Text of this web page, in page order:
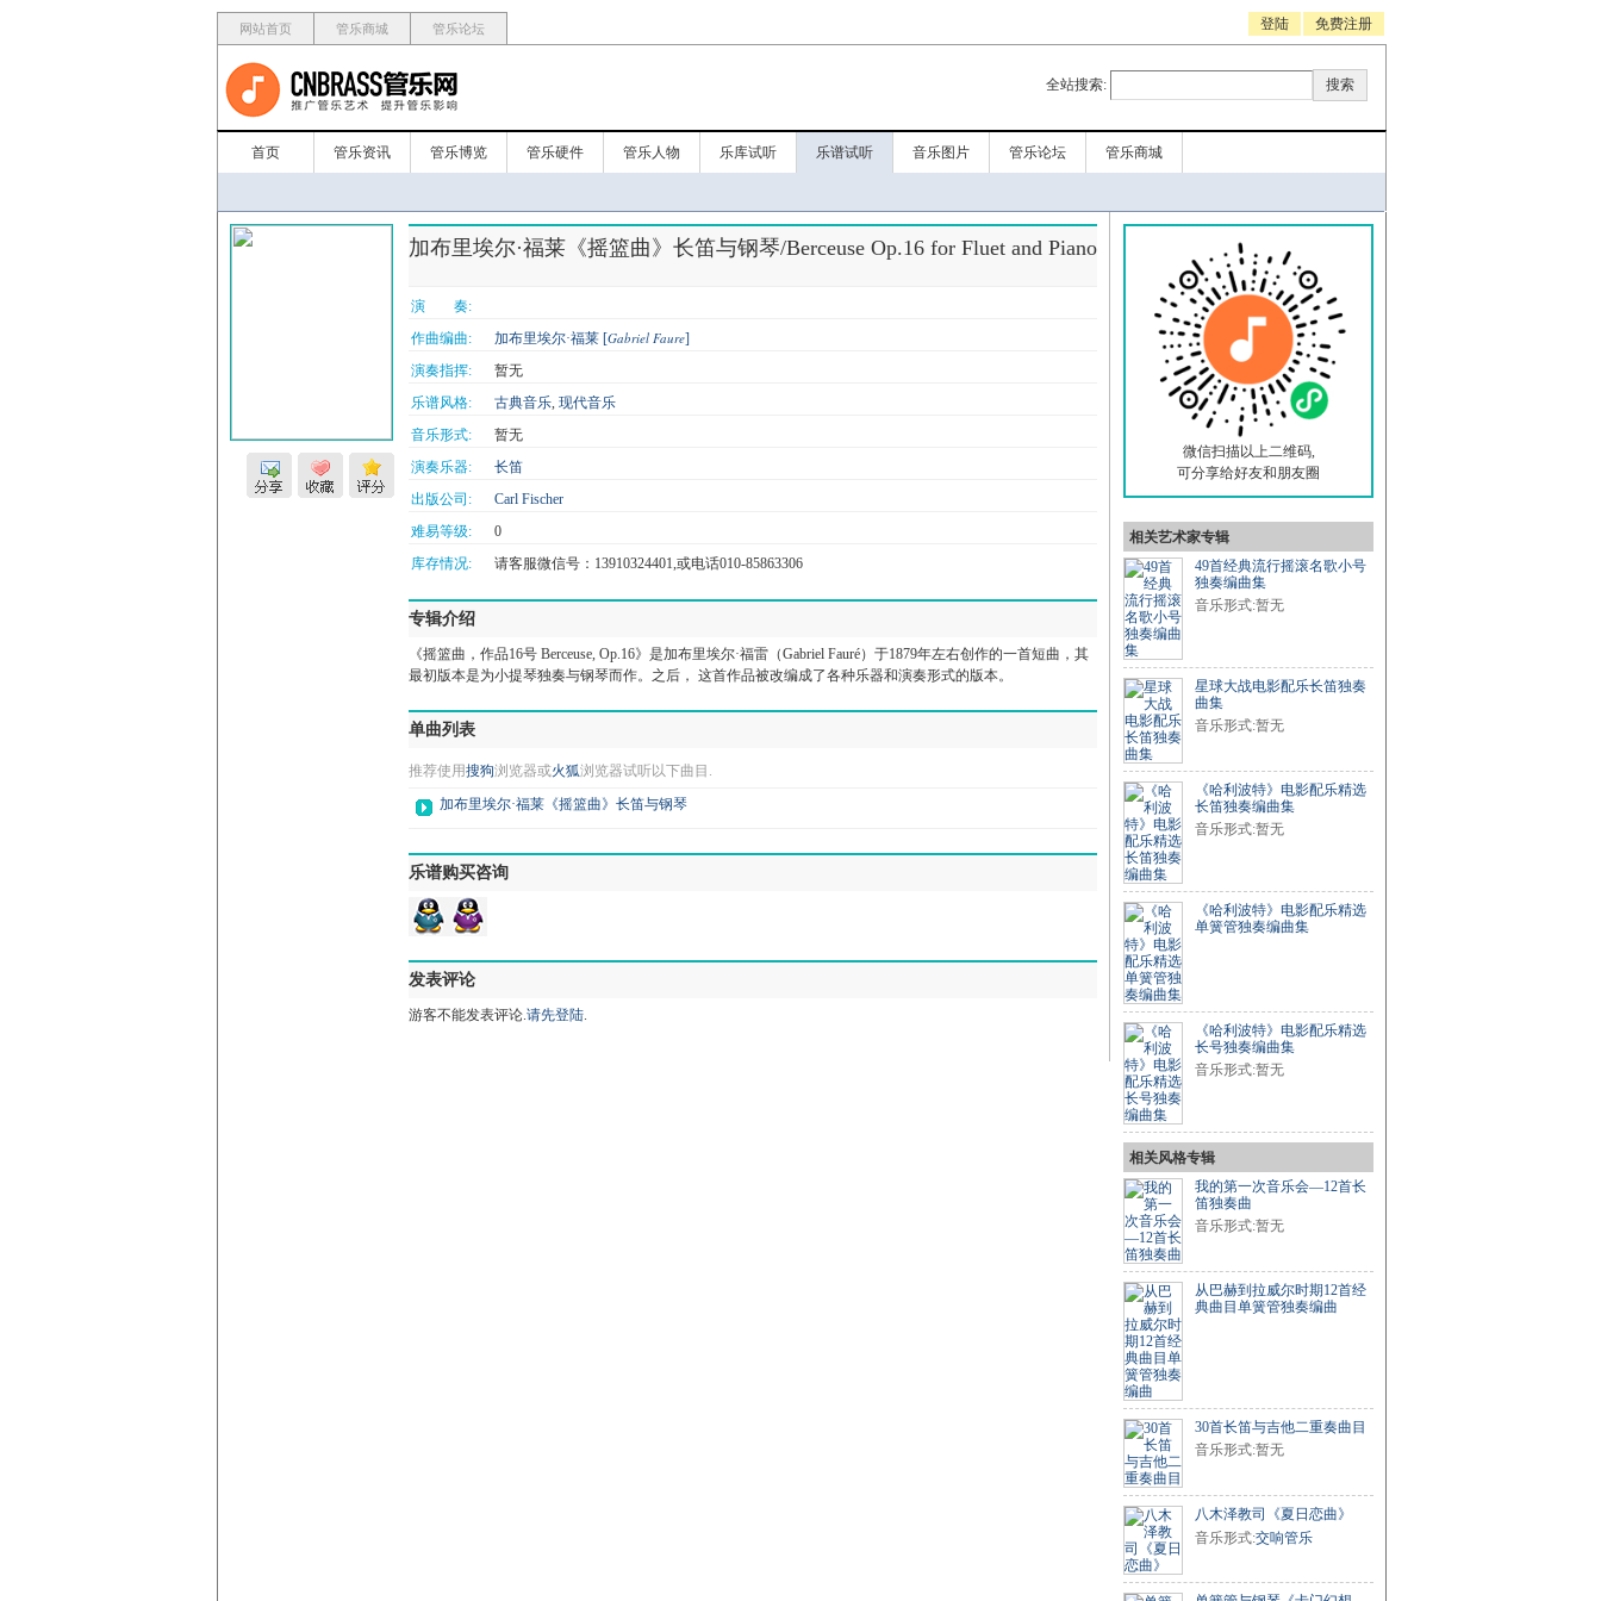
网站首页 管乐商城 管乐论坛 登陆 免费注册
全站搜索:
首页 管乐资讯 管乐博览 管乐硬件 管乐人物 乐库试听 乐谱试听 音乐图片 管乐论坛 管乐商城
加布里埃尔·福莱《摇篮曲》长笛与钢琴/Berceuse Op.16 for Fluet and Piano
演 奏:
作曲编曲:
加布里埃尔·福莱 [Gabriel Faure]
演奏指挥:
暂无
乐谱风格:
古典音乐, 现代音乐
音乐形式:
暂无
演奏乐器:
长笛
出版公司:
Carl Fischer
难易等级:
0
库存情况:
请客服微信号：13910324401,或电话010-85863306
专辑介绍
《摇篮曲，作品16号 Berceuse, Op.16》是加布里埃尔·福雷（Gabriel Fauré）于1879年左右创作的一首短曲，其
最初版本是为小提琴独奏与钢琴而作。之后， 这首作品被改编成了各种乐器和演奏形式的版本。
单曲列表
推荐使用搜狗浏览器或火狐浏览器试听以下曲目.
加布里埃尔·福莱《摇篮曲》长笛与钢琴
乐谱购买咨询
发表评论
游客不能发表评论.请先登陆.
微信扫描以上二维码,
可分享给好友和朋友圈
相关艺术家专辑
49首经典流行摇滚名歌小号
独奏编曲集
音乐形式:暂无
星球大战电影配乐长笛独奏
曲集
音乐形式:暂无
《哈利波特》电影配乐精选
长笛独奏编曲集
音乐形式:暂无
《哈利波特》电影配乐精选
单簧管独奏编曲集
《哈利波特》电影配乐精选
长号独奏编曲集
音乐形式:暂无
相关风格专辑
我的第一次音乐会—12首长
笛独奏曲
音乐形式:暂无
从巴赫到拉威尔时期12首经
典曲目单簧管独奏编曲
30首长笛与吉他二重奏曲目
音乐形式:暂无
八木泽教司《夏日恋曲》
音乐形式:交响管乐